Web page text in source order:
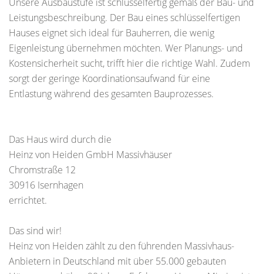
Leistungsbeschreibung. Der Bau eines schlüsselfertigen
Hauses eignet sich ideal für Bauherren, die wenig
Eigenleistung übernehmen möchten. Wer Planungs- und
Kostensicherheit sucht, trifft hier die richtige Wahl. Zudem
sorgt der geringe Koordinationsaufwand für eine
Entlastung während des gesamten Bauprozesses.
Das Haus wird durch die
Heinz von Heiden GmbH Massivhäuser
Chromstraße 12
30916 Isernhagen
errichtet.
Das sind wir!
Heinz von Heiden zählt zu den führenden Massivhaus-
Anbietern in Deutschland mit über 55.000 gebauten